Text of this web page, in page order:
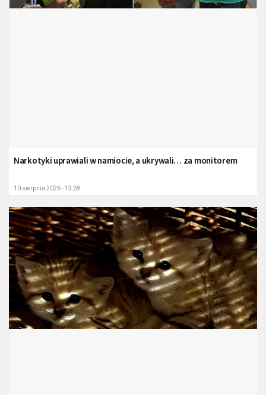
Narkotyki uprawiali w namiocie, a ukrywali… za monitorem
10 sierpnia 2026 - 13:28